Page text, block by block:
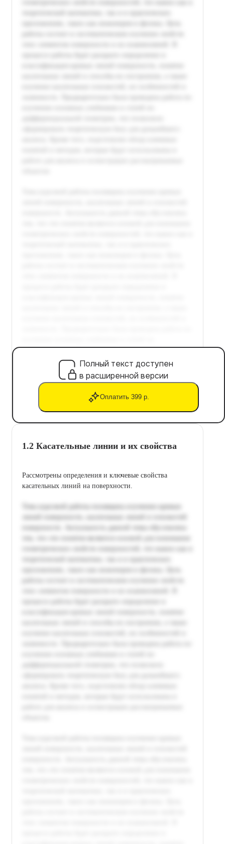
Полный текст доступен
в расширенной версии
Оплатить 399 р.
1.2 Касательные линии и их свойства
Рассмотрены определения и ключевые свойства
касательных линий на поверхности.